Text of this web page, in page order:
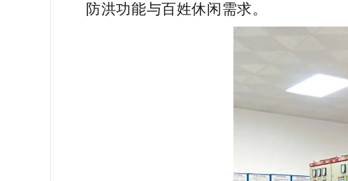
防洪功能与百姓休闲需求。